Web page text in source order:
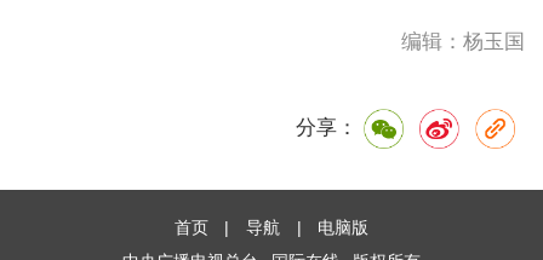
编辑：杨玉国
分享：
首页 | 导航 |
电脑版